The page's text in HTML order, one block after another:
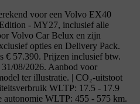
voor een Volvo EX40
- MY27, inclusief alle
Volvo Car Belux en zijn
opties en Delivery Pack.
€ 57.390. Prijzen inclusief btw.
08/2026. Aanbod voor
ter illustratie. | CO₂-uitstoot
WLTP: 17.5 - 17.9
autonomie WLTP: 455 - 575 km.